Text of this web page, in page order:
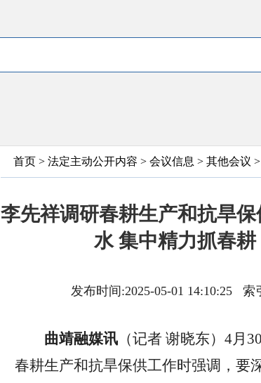
首页 > 法定主动公开内容 > 会议信息 > 其他会议
李先祥调研春耕生产和抗旱
水 集中精力抓春
发布时间:2025-05-01 14:10:25
曲靖融媒讯 （记者 谢晓东）4月
春耕生产和抗旱保供工作时强调，要